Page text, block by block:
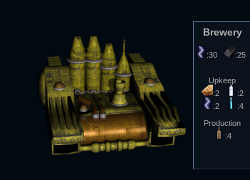
Brewery
:30 :25
Upkeep
:2
:2
:2
:4
Production
:4